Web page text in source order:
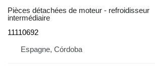
Pièces détachées de moteur - refroidisseur
intermédiaire
11110692
Espagne, Córdoba